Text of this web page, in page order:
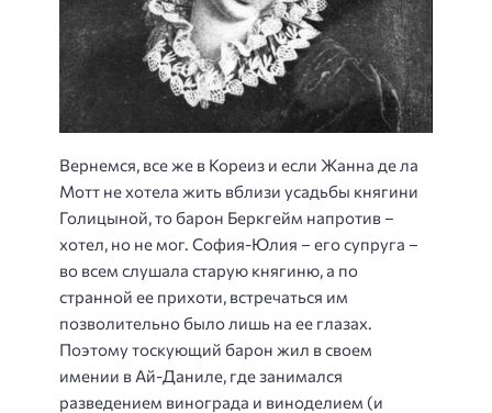
Вернемся, все же в Кореиз и если Жанна де ла
Мотт не хотела жить вблизи усадьбы княгини
Голицыной, то барон Беркгейм напротив –
хотел, но не мог. София-Юлия – его супруга –
во всем слушала старую княгиню, а по
странной ее прихоти, встречаться им
позволительно было лишь на ее глазах.
Поэтому тоскующий барон жил в своем
имении в Ай-Даниле, где занимался
разведением винограда и виноделием (и